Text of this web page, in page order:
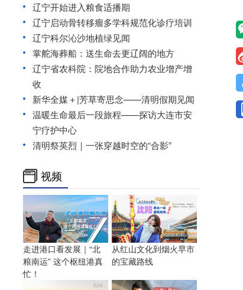
辽宁开始进入粮食适播期
辽宁启动骨转移瘤多学科规范化诊疗培训
辽宁科尔沁沙地植绿见闻
掌舵海葬船：送生命去更辽阔的地方
辽宁省农科院：院地合作助力农业增产增
收
新华全媒＋|芳草寄思念——清明假期见闻
温暖生命最后一段旅程——探访大连市安
宁疗护中心
清明祭英烈｜一张穿越时空的“合影”
视频
走进港口看发展｜“北
粮南运” 这个枢纽港真
忙！
从红山文化到烟火早市
的宝藏路线